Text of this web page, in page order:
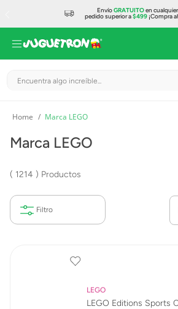
EnvíoGRATUITOen cualquier
pedido superior a$499¡Compra
Encuentra algo increíble...
Marca LEGO
Marca LEGO
1214 Productos
LEGO
LEGO Editions Sports